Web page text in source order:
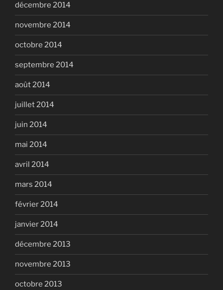
décembre 2014
novembre 2014
octobre 2014
septembre 2014
août 2014
juillet 2014
juin 2014
mai 2014
avril 2014
mars 2014
février 2014
janvier 2014
décembre 2013
novembre 2013
octobre 2013